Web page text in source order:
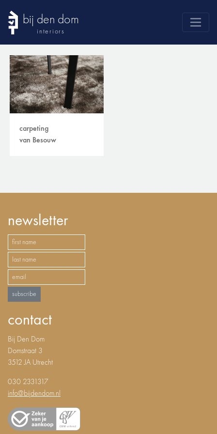
bij den dom
interiors
products
webshop
sale
brands
advice
news
carpeting
van Besouw
newsletter
subscribe
contact
Bij Den Dom
Domstraat 3
3512 JA Utrecht
030 2331317
info@bijdendom.nl